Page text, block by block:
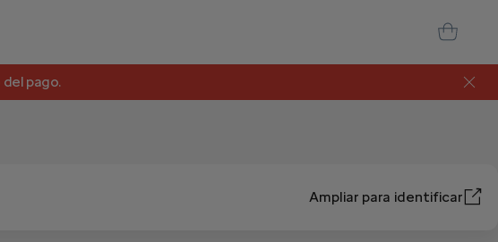
pago.
Ampliar para identificar